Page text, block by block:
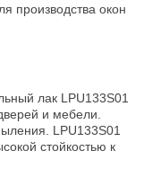
производства окон
лак LPU133S01
и мебели.
LPU133S01
стойкостью к